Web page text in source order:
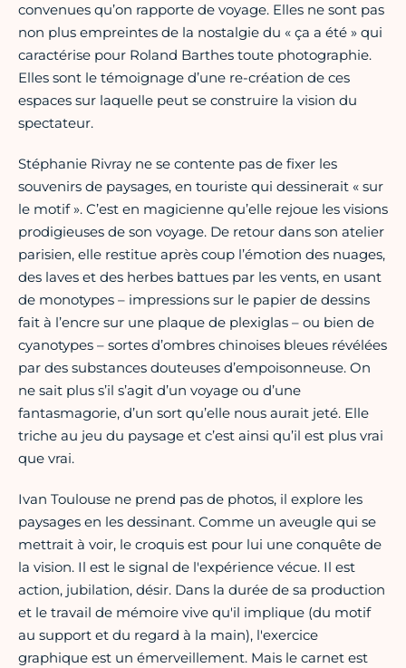
convenues qu’on rapporte de voyage. Elles ne sont pas
non plus empreintes de la nostalgie du « ça a été » qui
caractérise pour Roland Barthes toute photographie.
Elles sont le témoignage d’une re-création de ces
espaces sur laquelle peut se construire la vision du
spectateur.
Stéphanie Rivray ne se contente pas de fixer les
souvenirs de paysages, en touriste qui dessinerait « sur
le motif ». C’est en magicienne qu’elle rejoue les visions
prodigieuses de son voyage. De retour dans son atelier
parisien, elle restitue après coup l’émotion des nuages,
des laves et des herbes battues par les vents, en usant
de monotypes – impressions sur le papier de dessins
fait à l’encre sur une plaque de plexiglas – ou bien de
cyanotypes – sortes d’ombres chinoises bleues révélées
par des substances douteuses d’empoisonneuse. On
ne sait plus s’il s’agit d’un voyage ou d’une
fantasmagorie, d’un sort qu’elle nous aurait jeté. Elle
triche au jeu du paysage et c’est ainsi qu’il est plus vrai
que vrai.
Ivan Toulouse ne prend pas de photos, il explore les
paysages en les dessinant. Comme un aveugle qui se
mettrait à voir, le croquis est pour lui une conquête de
la vision. Il est le signal de l'expérience vécue. Il est
action, jubilation, désir. Dans la durée de sa production
et le travail de mémoire vive qu'il implique (du motif
au support et du regard à la main), l'exercice
graphique est un émerveillement. Mais le carnet est